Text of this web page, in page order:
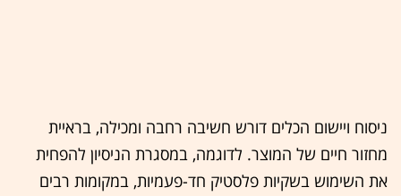
ניסוח ויישום הכלים דורש חשיבה רחבה ומכילה, בראיית
מחזור חיים של המוצר. לדוגמה, במסגרת הניסיון להפחית
את השימוש בשקיות פלסטיק חד-פעמיות, במקומות רבים